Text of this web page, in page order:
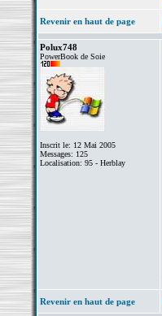
Revenir en haut de page
Polux748
PowerBook de Soie
Inscrit le: 12 Mai 2005
Messages: 125
Localisation: 95 - Herblay
Revenir en haut de page